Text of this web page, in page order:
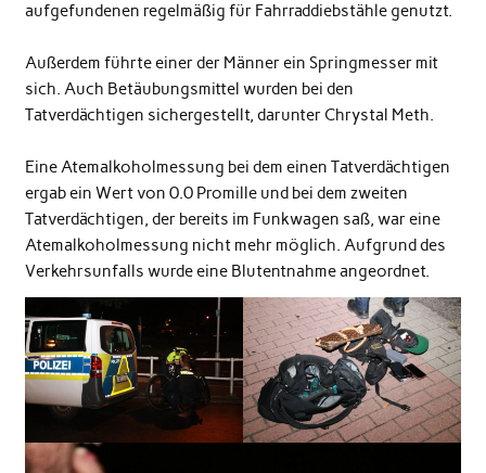
aufgefundenen regelmäßig für Fahrraddiebstähle genutzt.
Außerdem führte einer der Männer ein Springmesser mit
sich. Auch Betäubungsmittel wurden bei den
Tatverdächtigen sichergestellt, darunter Chrystal Meth.
Eine Atemalkoholmessung bei dem einen Tatverdächtigen
ergab ein Wert von 0.0 Promille und bei dem zweiten
Tatverdächtigen, der bereits im Funkwagen saß, war eine
Atemalkoholmessung nicht mehr möglich. Aufgrund des
Verkehrsunfalls wurde eine Blutentnahme angeordnet.